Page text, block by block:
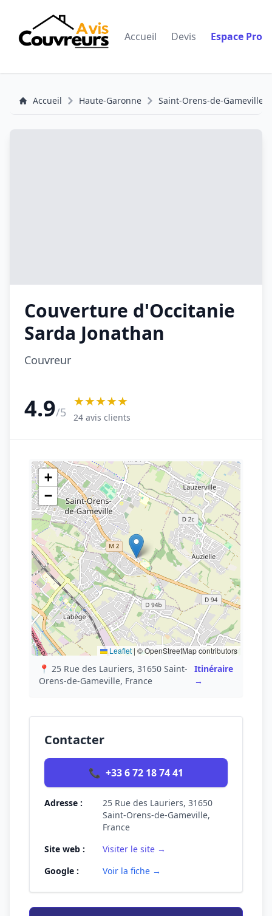
Accueil Devis Espace Pro
Accueil Haute-Garonne Saint-Orens-de-Gameville
Couverture d'Occitanie
Sarda Jonathan
Couvreur
4.9/5
★★★★★
24 avis clients
+
−
Leaflet | © OpenStreetMap contributors
📍 25 Rue des Lauriers, 31650 Saint-
Orens-de-Gameville, France
Itinéraire
→
Contacter
📞 +33 6 72 18 74 41
Adresse :
25 Rue des Lauriers, 31650
Saint-Orens-de-Gameville,
France
Site web :
Visiter le site →
Google :
Voir la fiche →